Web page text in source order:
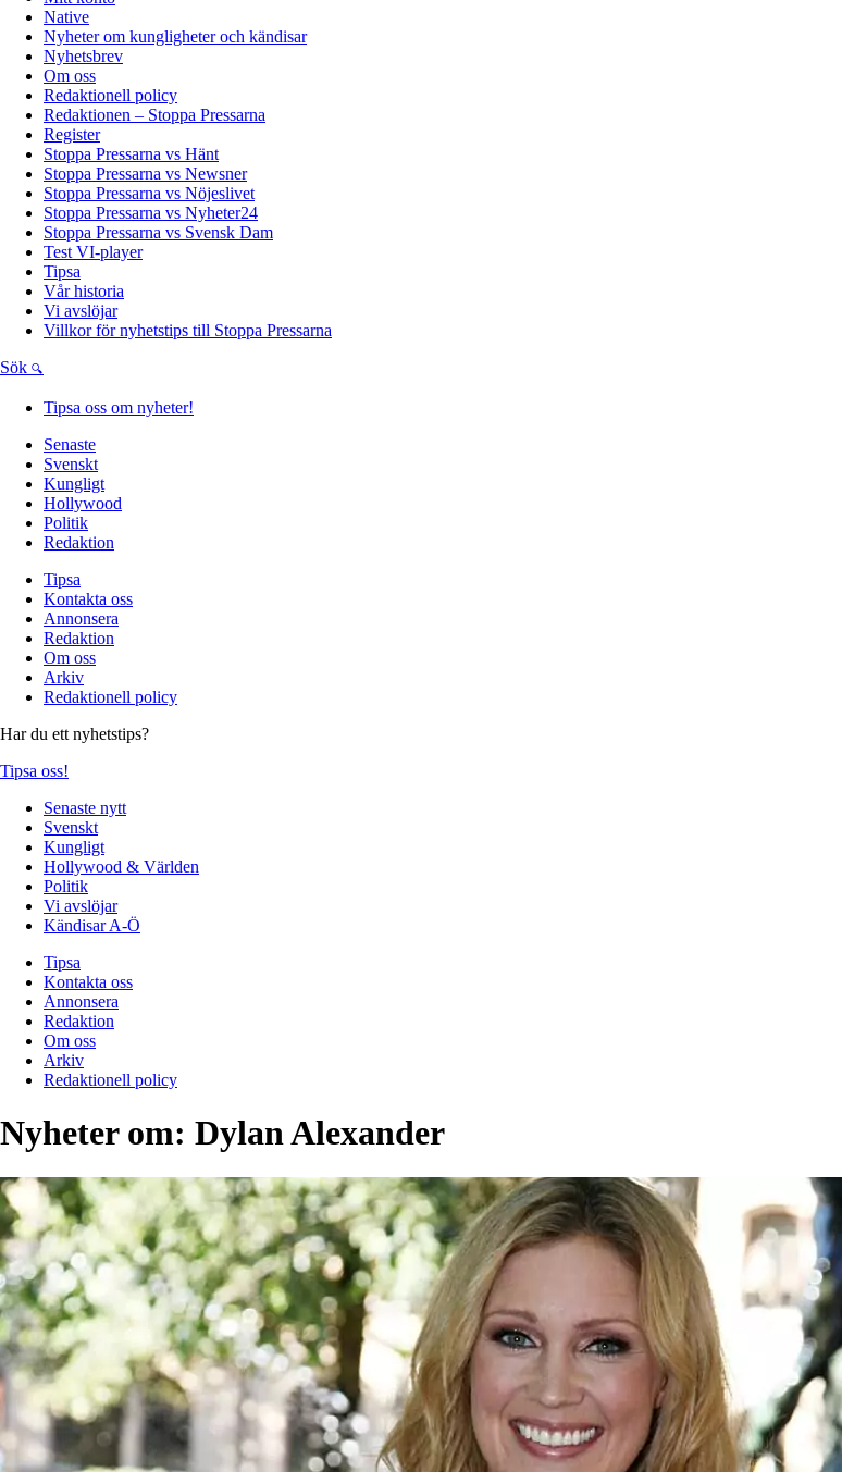
Native
Nyheter om kungligheter och kändisar
Nyhetsbrev
Om oss
Redaktionell policy
Redaktionen – Stoppa Pressarna
Register
Stoppa Pressarna vs Hänt
Stoppa Pressarna vs Newsner
Stoppa Pressarna vs Nöjeslivet
Stoppa Pressarna vs Nyheter24
Stoppa Pressarna vs Svensk Dam
Test VI-player
Tipsa
Vår historia
Vi avslöjar
Villkor för nyhetstips till Stoppa Pressarna
Sök
Tipsa oss om nyheter!
Senaste
Svenskt
Kungligt
Hollywood
Politik
Redaktion
Tipsa
Kontakta oss
Annonsera
Redaktion
Om oss
Arkiv
Redaktionell policy
Har du ett nyhetstips?
Tipsa oss!
Senaste nytt
Svenskt
Kungligt
Hollywood & Världen
Politik
Vi avslöjar
Kändisar A-Ö
Tipsa
Kontakta oss
Annonsera
Redaktion
Om oss
Arkiv
Redaktionell policy
Nyheter om: Dylan Alexander